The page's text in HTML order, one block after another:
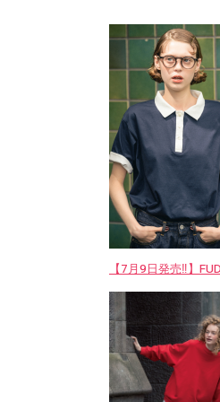
【7月9日発売‼︎】